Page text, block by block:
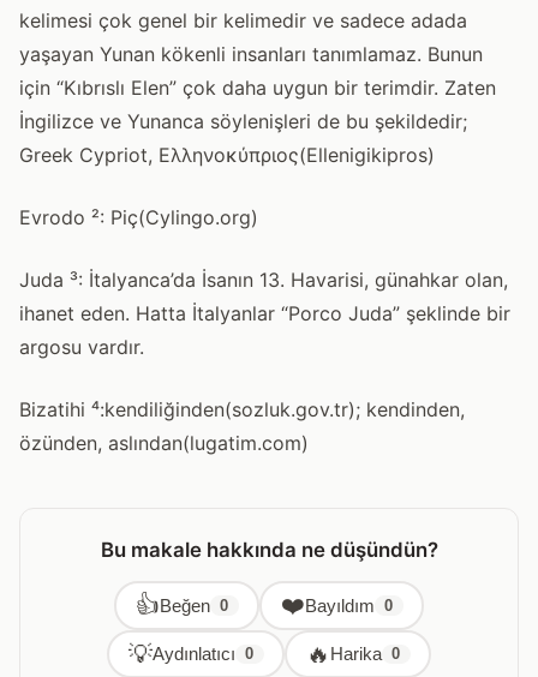
kelimesi çok genel bir kelimedir ve sadece adada
yaşayan Yunan kökenli insanları tanımlamaz. Bunun
için “Kıbrıslı Elen” çok daha uygun bir terimdir. Zaten
İngilizce ve Yunanca söylenişleri de bu şekildedir;
Greek Cypriot, Ελληνοκύπριος(Ellenigikipros)
Evrodo ²: Piç(Cylingo.org)
Juda ³: İtalyanca’da İsanın 13. Havarisi, günahkar olan,
ihanet eden. Hatta İtalyanlar “Porco Juda” şeklinde bir
argosu vardır.
Bizatihi ⁴:kendiliğinden(sozluk.gov.tr); kendinden,
özünden, aslından(lugatim.com)
Bu makale hakkında ne düşündün?
👍Beğen 0 ❤️Bayıldım 0
💡Aydınlatıcı 0 🔥 Harika 0